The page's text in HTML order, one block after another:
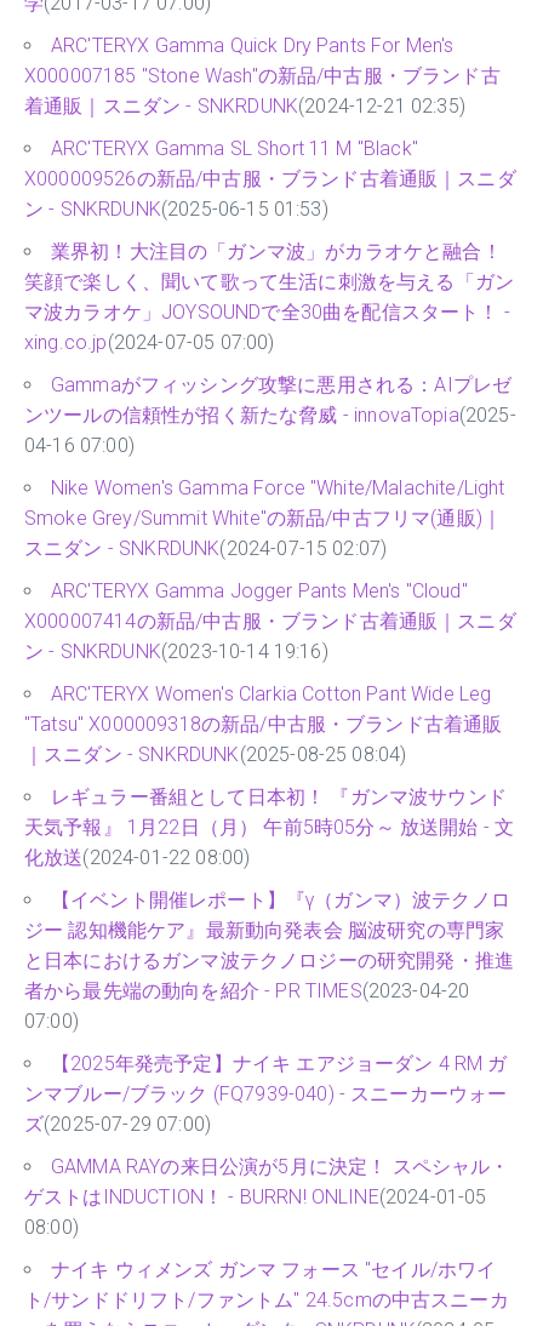
ARC'TERYX Gamma Quick Dry Pants For Men's
X000007185 "Stone Wash"の新品/中古服・ブランド古
着通販｜スニダン - SNKRDUNK(2024-12-21 02:35)
ARC'TERYX Gamma SL Short 11 M "Black"
X000009526の新品/中古服・ブランド古着通販｜スニダ
ン - SNKRDUNK(2025-06-15 01:53)
業界初！大注目の「ガンマ波」がカラオケと融合！
笑顔で楽しく、聞いて歌って生活に刺激を与える「ガン
マ波カラオケ」JOYSOUNDで全30曲を配信スタート！ -
xing.co.jp(2024-07-05 07:00)
Gammaがフィッシング攻撃に悪用される：AIプレゼ
ンツールの信頼性が招く新たな脅威 - innovaTopia(2025-
04-16 07:00)
Nike Women's Gamma Force "White/Malachite/Light
Smoke Grey/Summit White"の新品/中古フリマ(通販)｜
スニダン - SNKRDUNK(2024-07-15 02:07)
ARC'TERYX Gamma Jogger Pants Men's "Cloud"
X000007414の新品/中古服・ブランド古着通販｜スニダ
ン - SNKRDUNK(2023-10-14 19:16)
ARC'TERYX Women's Clarkia Cotton Pant Wide Leg
"Tatsu" X000009318の新品/中古服・ブランド古着通販
｜スニダン - SNKRDUNK(2025-08-25 08:04)
レギュラー番組として日本初！ 『ガンマ波サウンド
天気予報』 1月22日（月） 午前5時05分～ 放送開始 - 文
化放送(2024-01-22 08:00)
【イベント開催レポート】『γ（ガンマ）波テクノロ
ジー 認知機能ケア』最新動向発表会 脳波研究の専門家
と日本におけるガンマ波テクノロジーの研究開発・推進
者から最先端の動向を紹介 - PR TIMES(2023-04-20
07:00)
【2025年発売予定】ナイキ エアジョーダン 4 RM ガ
ンマブルー/ブラック (FQ7939-040) - スニーカーウォー
ズ(2025-07-29 07:00)
GAMMA RAYの来日公演が5月に決定！ スペシャル・
ゲストはINDUCTION！ - BURRN! ONLINE(2024-01-05
08:00)
ナイキ ウィメンズ ガンマ フォース "セイル/ホワイ
ト/サンドドリフト/ファントム" 24.5cmの中古スニーカ